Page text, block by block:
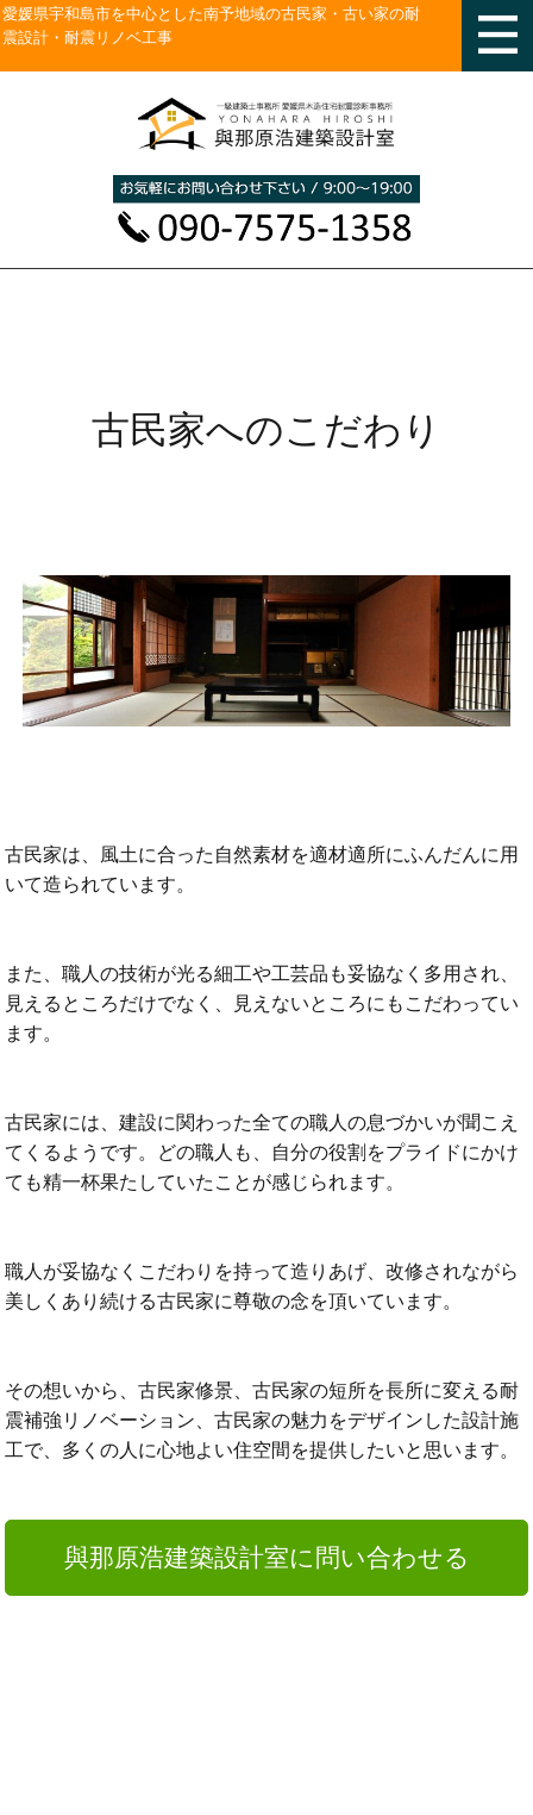
愛媛県宇和島市を中心とした南予地域の古民家・古い家の耐
震設計・耐震リノベ工事
古民家へのこだわり
古民家は、風土に合った自然素材を適材適所にふんだんに用
いて造られています。
また、職人の技術が光る細工や工芸品も妥協なく多用され、
見えるところだけでなく、見えないところにもこだわってい
ます。
古民家には、建設に関わった全ての職人の息づかいが聞こえ
てくるようです。どの職人も、自分の役割をプライドにかけ
ても精一杯果たしていたことが感じられます。
職人が妥協なくこだわりを持って造りあげ、改修されながら
美しくあり続ける古民家に尊敬の念を頂いています。
その想いから、古民家修景、古民家の短所を長所に変える耐
震補強リノベーション、古民家の魅力をデザインした設計施
工で、多くの人に心地よい住空間を提供したいと思います。
與那原浩建築設計室に問い合わせる